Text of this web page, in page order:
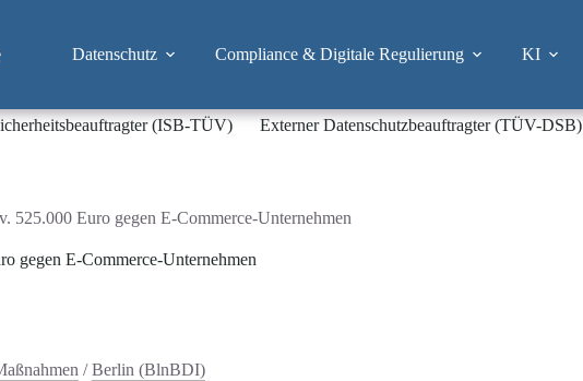
Datenschutz Compliance & Digitale Regulierung KI
(ISB-TÜV) Externer Datenschutzbeauftragter (TÜV-DSB)
525.000 Euro gegen E-Commerce-Unternehmen
gegen E-Commerce-Unternehmen
/Berlin (BlnBDI)